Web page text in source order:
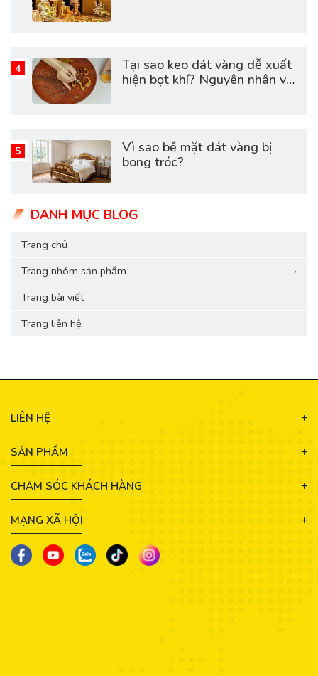
Tại sao keo dát vàng dễ xuất
hiện bọt khí? Nguyên nhân và
Vì sao bề mặt dát vàng bị
bong tróc?
DANH MỤC BLOG
Trang chủ
Trang nhóm sản phẩm
›
Trang bài viết
Trang liên hệ
LIÊN HỆ
SẢN PHẨM
CHĂM SÓC KHÁCH HÀNG
MẠNG XÃ HỘI